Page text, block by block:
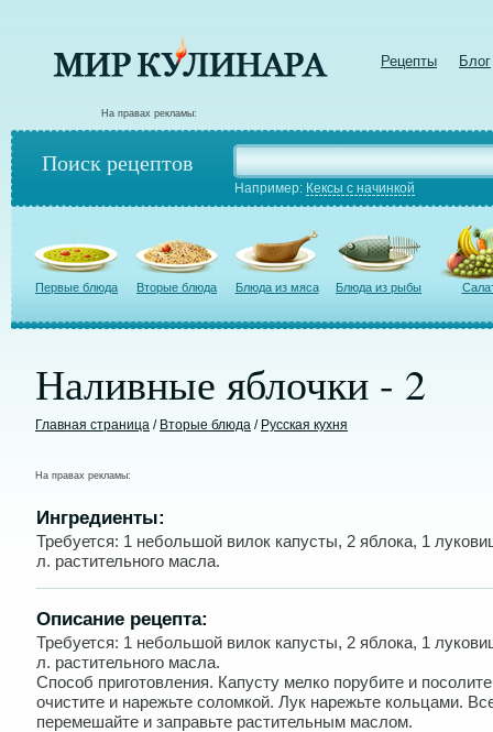
Рецепты Блог
На правах рекламы:
Поиск рецептов
Например: Кексы с начинкой
Первые блюда Вторые блюда Блюда из мяса Блюда из рыбы
Наливные яблочки - 2
Главная страница / Вторые блюда / Русская кухня
На правах рекламы:
Ингредиенты:
Требуется: 1 небольшой вилок капусты, 2 яблока, 1
л. растительного масла.
Описание рецепта:
Требуется: 1 небольшой вилок капусты, 2 яблока, 1
л. растительного масла.
Способ приготовления. Капусту мелко порубите и
очистите и нарежьте соломкой. Лук нарежьте кольцами.
перемешайте и заправьте растительным маслом.